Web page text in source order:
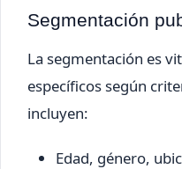
Segmentación
La segmentación es
específicos según
incluyen:
Edad, género,